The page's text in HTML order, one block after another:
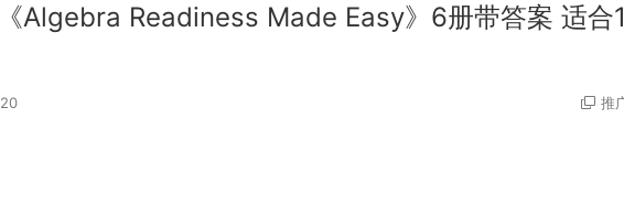
Algebra Readiness Made Easy》6册带答案 适合1
推